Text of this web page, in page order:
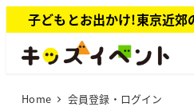
イ
子どもとお出かけ!東京近郊
Home 会員登録・ログイン